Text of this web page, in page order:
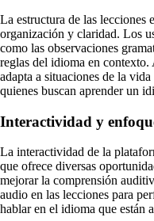
La estructura de las lecciones
organización y claridad. Los
como las observaciones
reglas del idioma en contexto.
adapta a situaciones de la
quienes buscan aprender un
Interactividad y
La interactividad de la
que ofrece diversas
mejorar la comprensión
audio en las lecciones para
hablar en el idioma que están